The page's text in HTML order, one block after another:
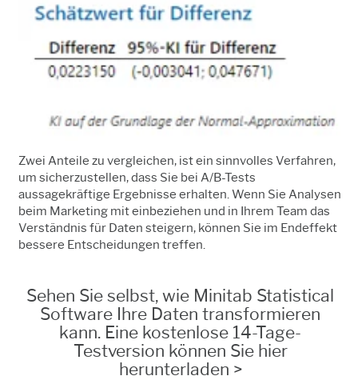
Zwei Anteile zu vergleichen, ist ein sinnvolles Verfahren,
um sicherzustellen, dass Sie bei A/B-Tests
aussagekräftige Ergebnisse erhalten. Wenn Sie Analysen
beim Marketing mit einbeziehen und in Ihrem Team das
Verständnis für Daten steigern, können Sie im Endeffekt
bessere Entscheidungen treffen.
Sehen Sie selbst, wie Minitab Statistical
Software Ihre Daten transformieren
kann. Eine kostenlose 14-Tage-
Testversion können Sie hier
herunterladen >